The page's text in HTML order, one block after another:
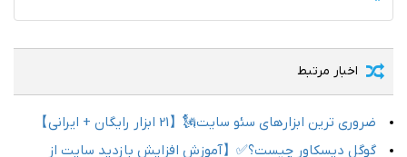
اخبار مرتبط
ضروری ترین ابزارهای سئو سایت🗽【21 ابزار رایگان + ایرانی】
گوگل دیسکاور چیست؟✅【آموزش افزایش بازدید سایت از